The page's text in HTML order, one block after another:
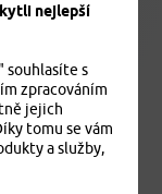
nejlepší
souhlasíte s
zpracováním
jejich
tomu se vám
a služby,